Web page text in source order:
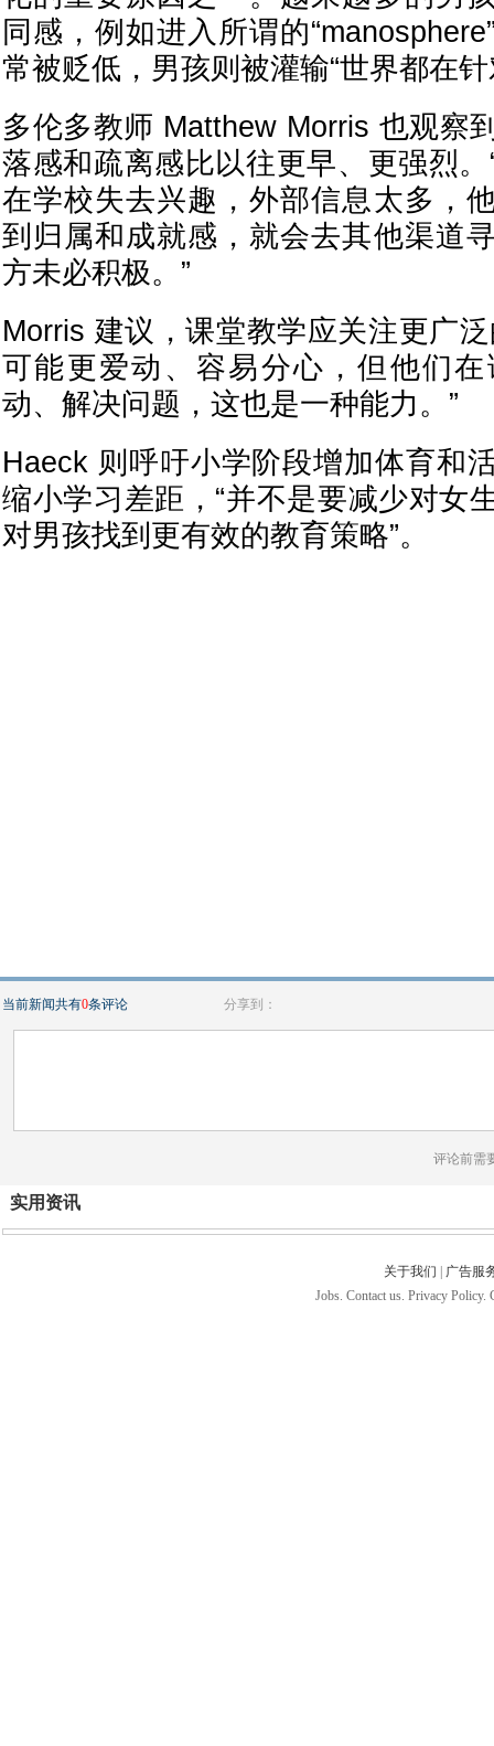
同感，例如进入所谓的
常被贬低，男孩则被灌输“世界都在
多伦多教师 Matthew Morris 也观察
落感和疏离感比以往更早、更强烈
在学校失去兴趣，外部信息太多，
到归属和成就感，就会去其他渠道
方未必积极。”
Morris 建议，课堂教学应关注更广
可能更爱动、容易分心，但他们
动、解决问题，这也是一种能力。”
Haeck 则呼吁小学阶段增加体育和
缩小学习差距，“并不是要减少对女
对男孩找到更有效的教育策略”。
当前新闻共有0条评论 分享到：
评论前需
实用资讯
关于我们
广告服
Jobs. Contact us. Privacy